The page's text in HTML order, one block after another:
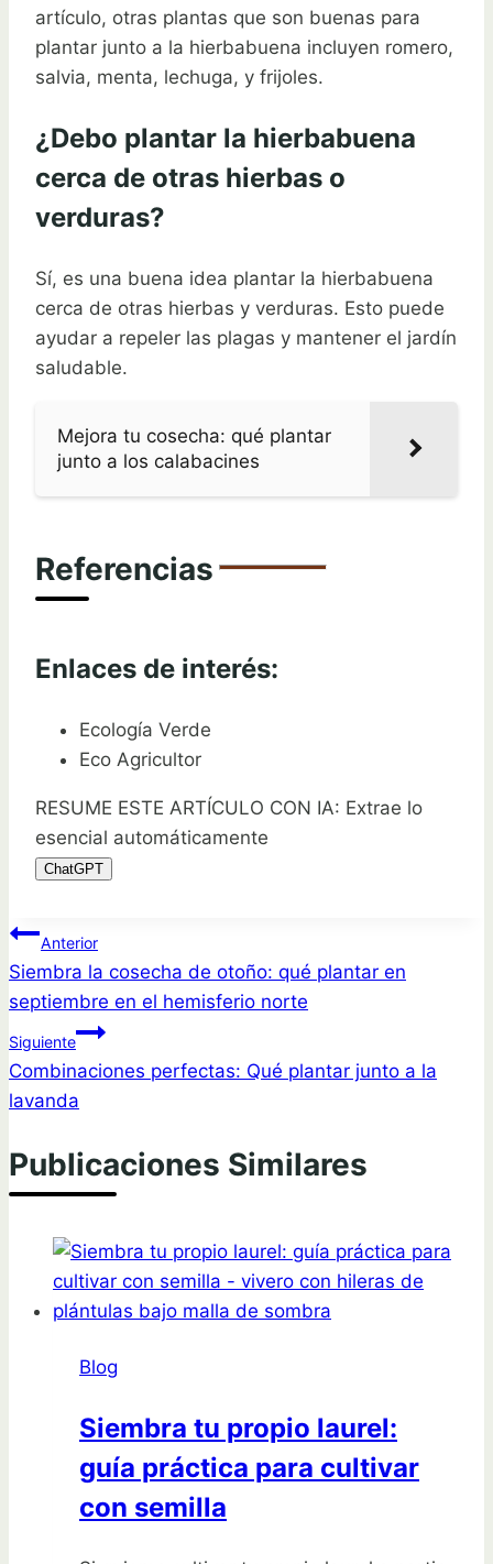
artículo, otras plantas que son buenas para
plantar junto a la hierbabuena incluyen romero,
salvia, menta, lechuga, y frijoles.
¿Debo plantar la hierbabuena
cerca de otras hierbas o
verduras?
Sí, es una buena idea plantar la hierbabuena
cerca de otras hierbas y verduras. Esto puede
ayudar a repeler las plagas y mantener el jardín
saludable.
Mejora tu cosecha: qué plantar
junto a los calabacines
Referencias
Enlaces de interés:
Ecología Verde
Eco Agricultor
RESUME ESTE ARTÍCULO CON IA: Extrae lo
esencial automáticamente
ChatGPT
Navegación
de
entradas
Anterior
Siembra la cosecha de otoño: qué plantar en
septiembre en el hemisferio norte
Siguiente
Combinaciones perfectas: Qué plantar junto a la
lavanda
Publicaciones Similares
Blog
Siembra tu propio laurel:
guía práctica para cultivar
con semilla